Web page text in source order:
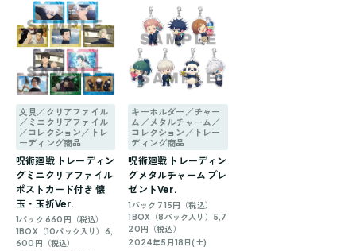
文具／クリアファイル
／ミニクリアファイル
／コレクション／トレ
ーディング商品
呪術廻戦 トレーディン
グミニクリアファイル
ポストカード付き 懐
玉・玉折Ver.
1パック 660円（税込）
1BOX（10パック入り）6,
600円（税込）
キーホルダー／チャー
ム／メタルチャーム／
コレクション／トレー
ディング商品
呪術廻戦 トレーディン
グメタルチャーム プレ
ゼントVer.
1パック 715円（税込）
1BOX（8パック入り）5,7
20円（税込）
2024年5月18日(土)